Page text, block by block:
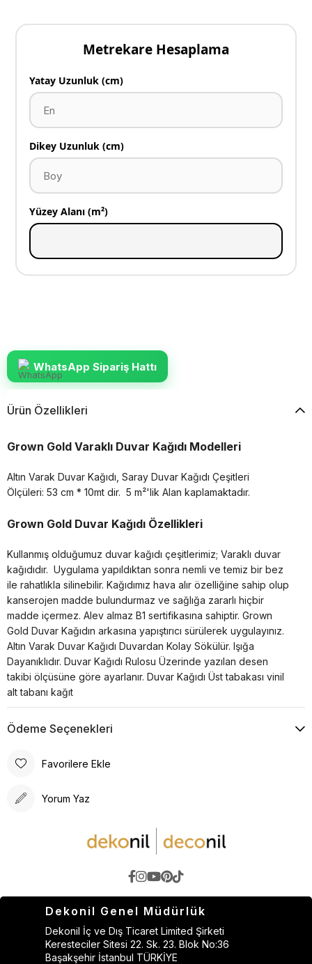
Metrekare Hesaplama
Yatay Uzunluk (cm)
Dikey Uzunluk (cm)
Yüzey Alanı (m²)
WhatsApp Sipariş Hattı
Ürün Özellikleri
Grown Gold Varaklı Duvar Kağıdı Modelleri
Altın Varak Duvar Kağıdı, Saray Duvar Kağıdı Çeşitleri
Ölçüleri: 53 cm * 10mt dir. 5 m²'lik Alan kaplamaktadır.
Grown Gold Duvar Kağıdı Özellikleri
Kullanmış olduğumuz duvar kağıdı çeşitlerimiz; Varaklı duvar
kağıdıdır. Uygulama yapıldıktan sonra nemli ve temiz bir bez
ile rahatlıkla silinebilir. Kağıdımız hava alır özelliğine sahip olup
kanserojen madde bulundurmaz ve sağlığa zararlı hiçbir
madde içermez. Alev almaz B1 sertifikasına sahiptir. Grown
Gold Duvar Kağıdın arkasına yapıştırıcı sürülerek uygulayınız.
Altın Varak Duvar Kağıdı Duvardan Kolay Sökülür. Işığa
Dayanıklıdır. Duvar Kağıdı Rulosu Üzerinde yazılan desen
takibi ölçüsüne göre ayarlanır. Duvar Kağıdı Üst tabakası vinil
alt tabanı kağıt
Ödeme Seçenekleri
Favorilere Ekle
Yorum Yaz
Dekonil Genel Müdürlük
Dekonil İç ve Dış Ticaret Limited Şirketi
Keresteciler Sitesi 22. Sk. 23. Blok No:36
Başakşehir İstanbul TÜRKİYE